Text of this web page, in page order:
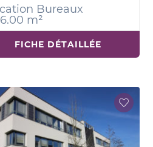
Bureaux
m²
FICHE DÉTAILLÉE